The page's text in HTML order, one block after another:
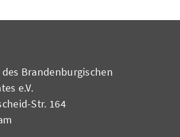
Brandenburgischen
e.V.
Str. 164